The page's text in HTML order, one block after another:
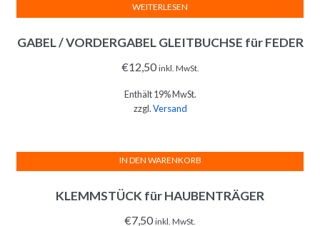
GABEL / VORDERGABEL GLEITBUCHSE für FEDER
€12,50 inkl. MwSt.
Enthält 19% MwSt.
zzgl.Versand
WEITERLESEN
KLEMMSTÜCK für HAUBENTRÄGER
€7,50 inkl. MwSt.
IN DEN WARENKORB